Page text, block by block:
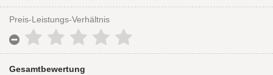
Preis-Leistungs-Verhältnis
Gesamtbewertung